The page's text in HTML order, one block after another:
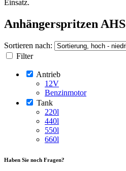
Einsatz.
Anhängerspritzen AHS
Sortieren nach:
Filter
Antrieb
12V
Benzinmotor
Tank
220l
440l
550l
660l
Haben Sie noch Fragen?